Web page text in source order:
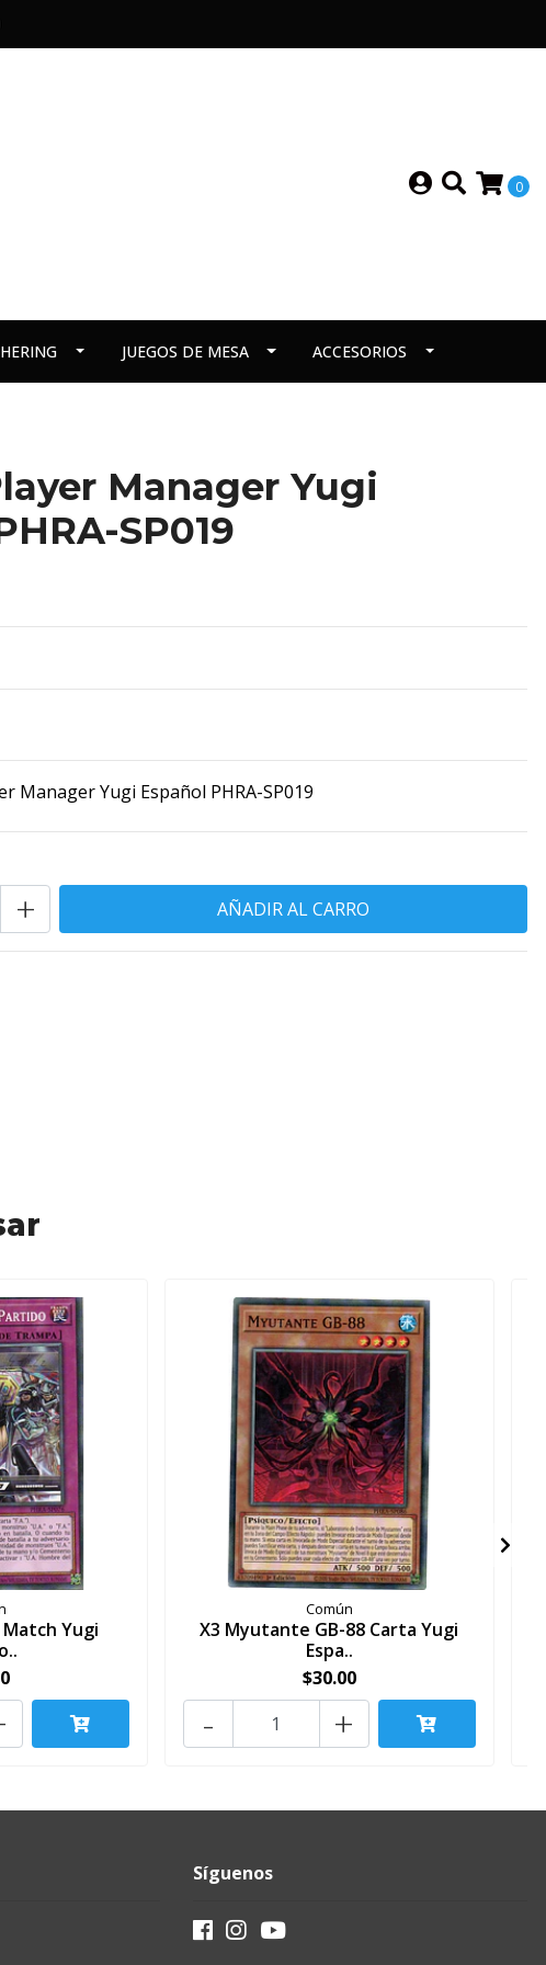
0
JUEGOS DE MESA ACCESORIOS
Manager Yugi
SP019
Manager Yugi Español PHRA-SP019
+
Yugi
Común
X3 Myutante GB-88 Carta Yugi
Espa..
$30.00
+
-
Síguenos